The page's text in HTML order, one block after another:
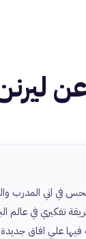
في اني المدرب
تفكيري في عالم
فيها علي افاق